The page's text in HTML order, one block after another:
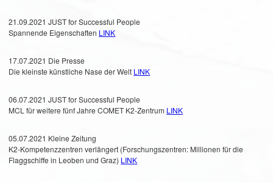
21.09.2021 JUST for Successful People
Spannende Eigenschaften LINK
17.07.2021 Die Presse
Die kleinste künstliche Nase der Welt LINK
06.07.2021 JUST for Successful People
MCL für weitere fünf Jahre COMET K2-Zentrum LINK
05.07.2021 Kleine Zeitung
K2-Kompetenzzentren verlängert (Forschungszentren: Millionen für die
Flaggschiffe in Leoben und Graz) LINK